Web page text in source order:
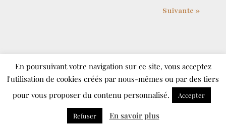
Suivante »
© 2025 – Tous droits réservés
Editeur responsable :Comedien.ch
En poursuivant votre navigation sur ce site, vous acceptez
l'utilisation de cookies créés par nous-mêmes ou par des tiers
pour vous proposer du contenu personnalisé.
Accepter
Refuser En savoir plus